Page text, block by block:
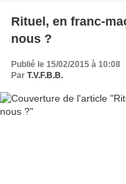
Rituel, en franc-
nous ?
Publié le 15/02/2015 à 10:08
Par T.V.F.B.B.